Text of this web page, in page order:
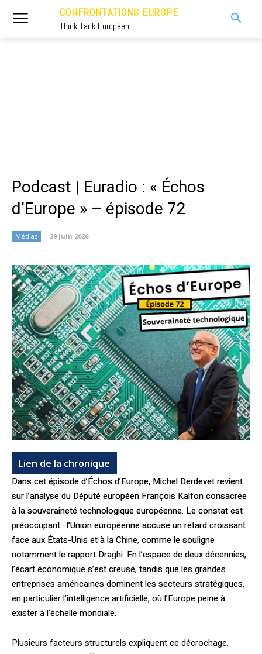
CONFRONTATIONS EUROPE
Think Tank Européen
Podcast | Euradio : « Échos
d’Europe » – épisode 72
Médias 29 juin 2026
Lien de la chronique
Dans cet épisode d’Échos d’Europe, Michel Derdevet revient
sur l’analyse du Député européen François Kalfon consacrée
à la souveraineté technologique européenne. Le constat est
préoccupant : l’Union européenne accuse un retard croissant
face aux États-Unis et à la Chine, comme le souligne
notamment le rapport Draghi. En l’espace de deux décennies,
l’écart économique s’est creusé, tandis que les grandes
entreprises américaines dominent les secteurs stratégiques,
en particulier l’intelligence artificielle, où l’Europe peine à
exister à l’échelle mondiale.
Plusieurs facteurs structurels expliquent ce décrochage.